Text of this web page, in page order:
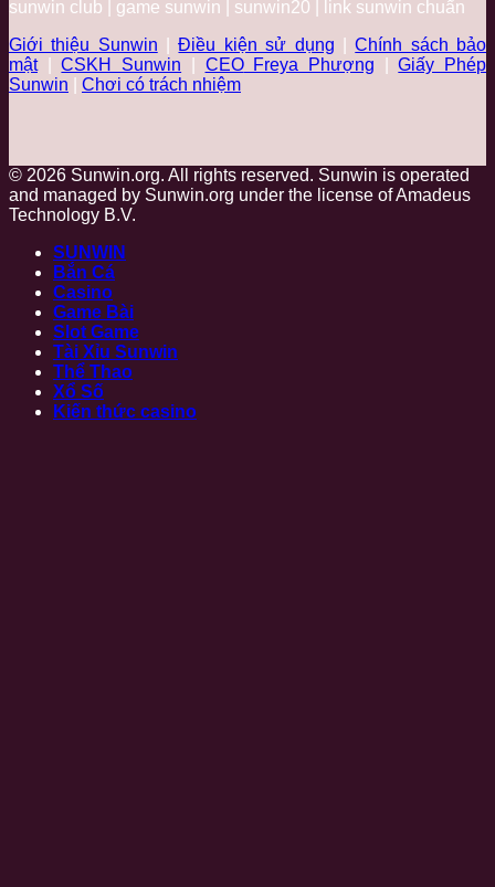
sunwin club | game sunwin | sunwin20 | link sunwin chuẩn
Giới thiệu Sunwin |Điều kiện sử dụng |Chính sách bảo
mật|CSKH Sunwin CEOFreya Phượng |Giấy Phép
Sunwin
Chơi có trách nhiệm
© 2026 Sunwin.org. All rights reserved. Sunwin is operated
and managed by Sunwin.org under the license of Amadeus
Technology B.V.
SUNWIN
Bắn Cá
Casino
Game Bài
Slot Game
Tài Xỉu Sunwin
Thể Thao
Xổ Số
Kiến thức casino